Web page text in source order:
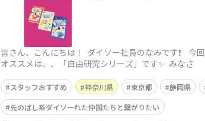
皆さん、こんにちは！ ダイソー社員のなみです❗️ 今
オススメは、、「自由研究シリーズ」です✨️ みなさ
スタッフおすすめ 神奈川県 東京都 静岡県
先のばし系ダイソーれた仲間たちと繋がりたい